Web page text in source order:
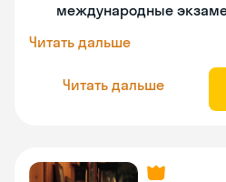
международные
Читать дальше
Читать дальше